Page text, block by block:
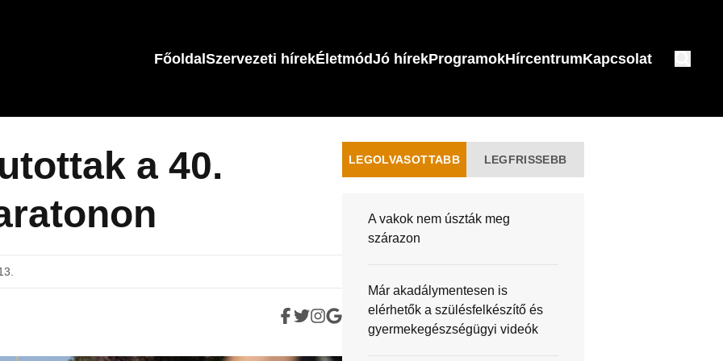
FőoldalSzervezeti hírekÉletmódJó hírekProgramokHírcentrumKapcsolat
a 40.
LEGOLVASOTTABB LEGFRISSEBB
A vakok nem úszták meg
szárazon
Már akadálymentesen is
elérhetők a szülésfelkészítő és
gyermekegészségügyi videók